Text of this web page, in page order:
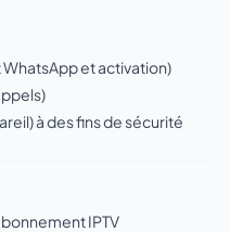
et activation)
à des fins de sécurité
IPTV